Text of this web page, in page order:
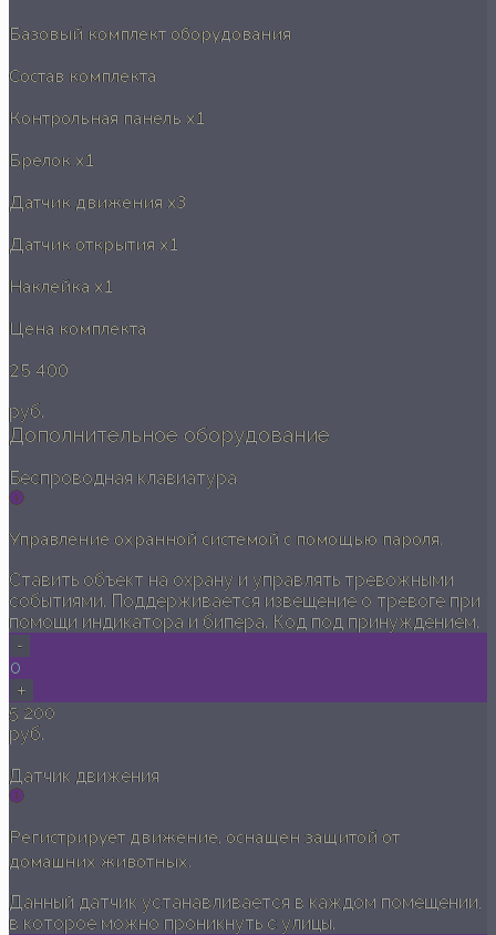
Базовый комплект оборудования
Состав комплекта
Контрольная панель x1
Брелокx1
Датчик движения x3
Датчик открытия x1
Наклейка x1
Цена комплекта
25 400
руб.
Дополнительное оборудование
Беспроводная клавиатура
Управление охранной системой с помощью пароля.
Ставить объект на охрану и управлять тревожными
событиями. Поддерживается извещение о тревоге при
помощи индикатора и бипера. Код под принуждением.
-
0
+
5 200
руб.
Датчик движения
Регистрирует движение, оснащен защитой от
домашних животных.
Данный датчик устанавливается в каждом помещении,
в которое можно проникнуть с улицы.